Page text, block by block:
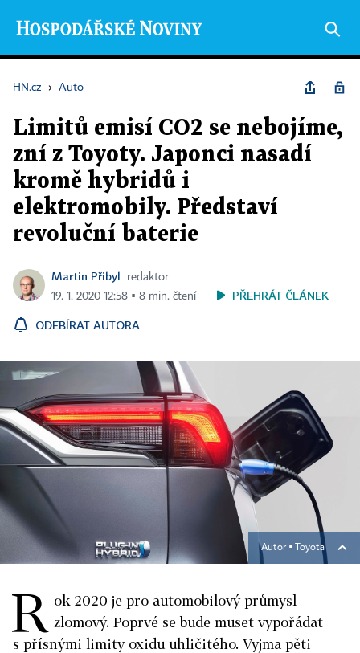
HN.cz › Auto
Limitů emisí CO2 se nebojíme,
zní z Toyoty. Japonci nasadí
kromě hybridů i
elektromobily. Představí
revoluční baterie
Martin Přibyl
redaktor
19. 1. 2020 12:58 ▪ 8 min. čtení
PŘEHRÁT ČLÁNEK
ODEBÍRAT AUTORA
Autor ▪ Toyota
R ok 2020 je pro automobilový průmysl
zlomový. Poprvé se bude muset vypořádat
s přísnými limity oxidu uhličitého. Vyjma pěti